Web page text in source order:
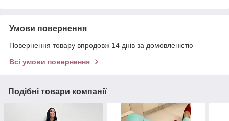
Умови повернення
Повернення товару впродовж 14 днів за домовленістю
Всі умови повернення
Подібні товари компанії